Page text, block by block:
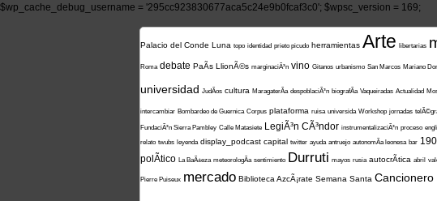
$wp_cache_debug_username = '295cc923830677aca5c24e9b0fcaf3c0'; $wpsc_version = 169;
Palacio del Conde Luna topo identidad prieto picudo herramientas Arte libertarias
Roma debate PaÃ­s LlionÃ©s marginaciÃ³n vino Gitanos urbanismo San Marcos Mariano
universidad JudÃ­os cultura MaragaterÃ­a despoblaciÃ³n biografÃ­a Vaqueiradas Actualidad
intercambiar Bombardeo de Guernica Corpus plataforma ruisa universida Workshop jornadas
FundaciÃ³n Sierra Pambley Calle Matasiete LegiÃ³n CÃ³ndor instrumentalizaciÃ³n proceso
relato twubs leyenda display_podcast capital twitter ayuda antruejo autonomÃ­a leonesa bar
polÃ­tico La BaÃ±eza meteorologÃ­a sentimiento Durruti mayos rusia autocrÃ­tica abril
Pierre Puiseux mercado Biblioteca AzcÃ¡rate Semana Santa